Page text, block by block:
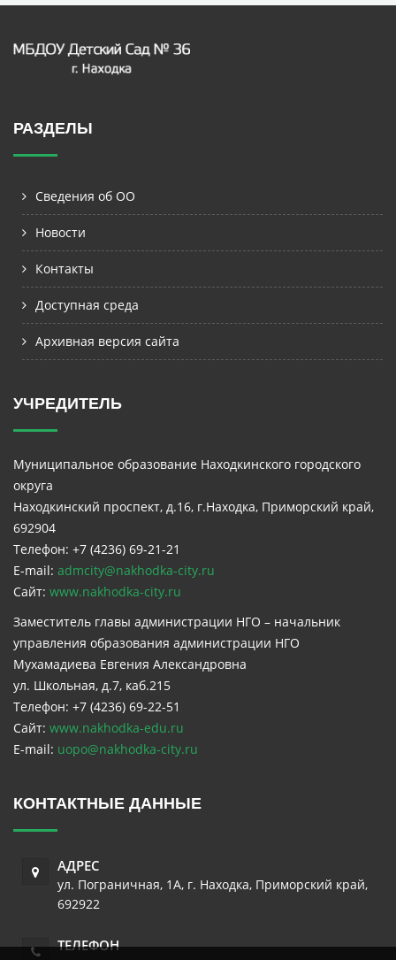
РАЗДЕЛЫ
Сведения об ОО
Новости
Контакты
Доступная среда
Архивная версия сайта
УЧРЕДИТЕЛЬ
Муниципальное образование Находкинского городского
округа
Находкинский проспект, д.16, г.Находка, Приморский край,
692904
Телефон: +7 (4236) 69-21-21
E-mail: admcity@nakhodka-city.ru
Сайт: www.nakhodka-city.ru
Заместитель главы администрации НГО – начальник
управления образования администрации НГО
Мухамадиева Евгения Александровна
ул. Школьная, д.7, каб.215
Телефон: +7 (4236) 69-22-51
Сайт: www.nakhodka-edu.ru
E-mail: uopo@nakhodka-city.ru
КОНТАКТНЫЕ ДАННЫЕ
АДРЕС
ул. Пограничная, 1А, г. Находка, Приморский край,
692922
ТЕЛЕФОН